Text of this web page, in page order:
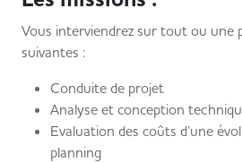
Vous interviendrez sur tout ou une
suivantes :
Conduite de projet
Analyse et conception
Evaluation des coûts d’une
planning